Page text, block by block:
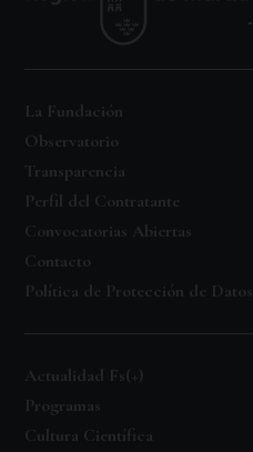
La Fundación
Observatorio
Transparencia
Perfil del Contratante
Convocatorias Abiertas
Contacto
Política de Protección de Datos
Actualidad Fs(+)
Programas
Cultura Científica